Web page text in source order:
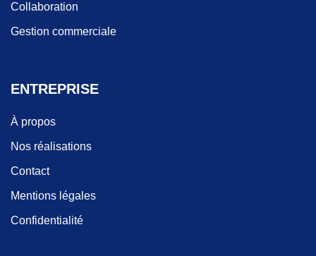
Collaboration
Gestion commerciale
ENTREPRISE
À propos
Nos réalisations
Contact
Mentions légales
Confidentialité